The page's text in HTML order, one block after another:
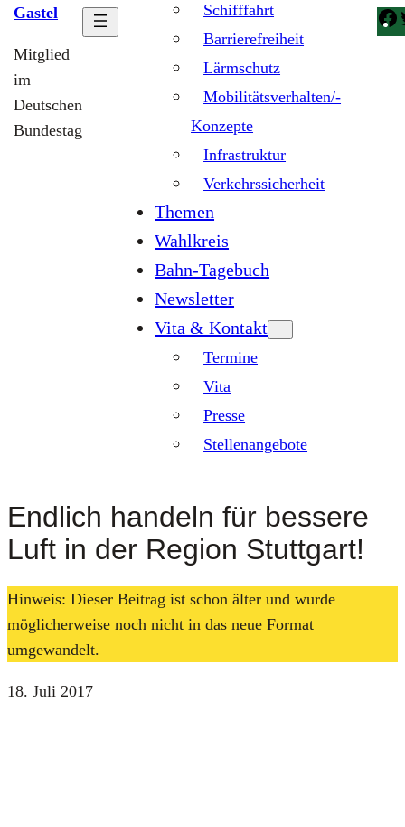
Gastel
Mitglied
im
Deutschen
Bundestag
Schifffahrt
Barrierefreiheit
Lärmschutz
Mobilitätsverhalten/-
Konzepte
Infrastruktur
Verkehrssicherheit
Themen
Wahlkreis
Bahn-Tagebuch
Newsletter
Vita & Kontakt
Termine
Vita
Presse
Stellenangebote
Endlich handeln für bessere
Luft in der Region Stuttgart!
Hinweis: Dieser Beitrag ist schon älter und wurde
möglicherweise noch nicht in das neue Format
umgewandelt.
18. Juli 2017